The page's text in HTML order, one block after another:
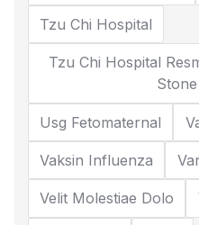
Tzu Chi Hospital
Tzu Chi Hospital
Usg Fetomaternal
Vaksin Influenza
Velit Molestiae Dolo